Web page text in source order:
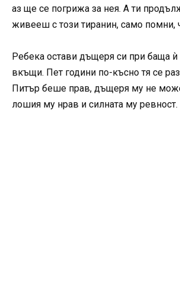
аз ще се погрижа за нея. А ти
живееш с този тиранин, само помни,
Ребека остави дъщеря си при баща ѝ
вкъщи. Пет години по-късно тя се
Питър беше прав, дъщеря му не
лошия му нрав и силната му ревност.